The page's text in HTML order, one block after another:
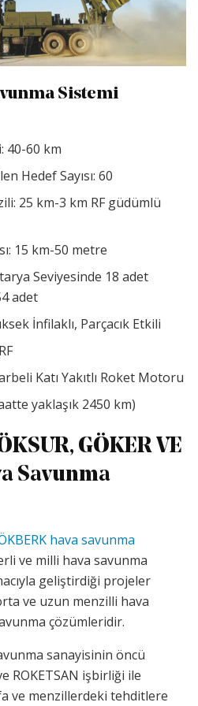
Sistemi
40-60 km
Hedef Sayısı: 60
25 km-3 km RF güdümlü
15 km-50 metre
Seviyesinde 18 adet
adet
İnfilaklı, Parçacık Etkili
Katı Yakıtlı Roket Motoru
yaklaşık 2450 km)
GÖKER VE
Savunma
hava savunma
ve milli hava savunma
geliştirdiği projeler
ve uzun menzilli hava
çözümleridir.
sanayisinin öncü
ROKETSAN işbirliği ile
ve menzillerdeki tehditlere